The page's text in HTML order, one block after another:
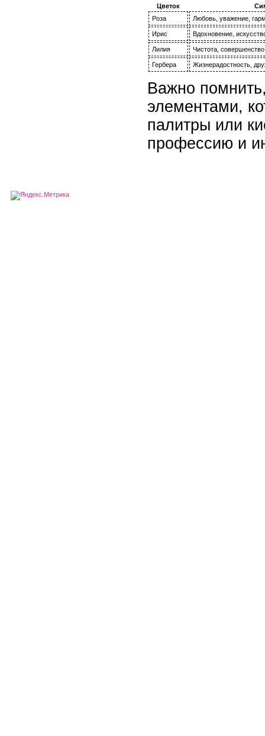
Цветок
Роза
Любовь, уважение,
Ирис Вдохновение,
Лилия Чистота, совершенство
Гербера Жизнерадостность,
Важно
элементами,
палитры или
профессию и